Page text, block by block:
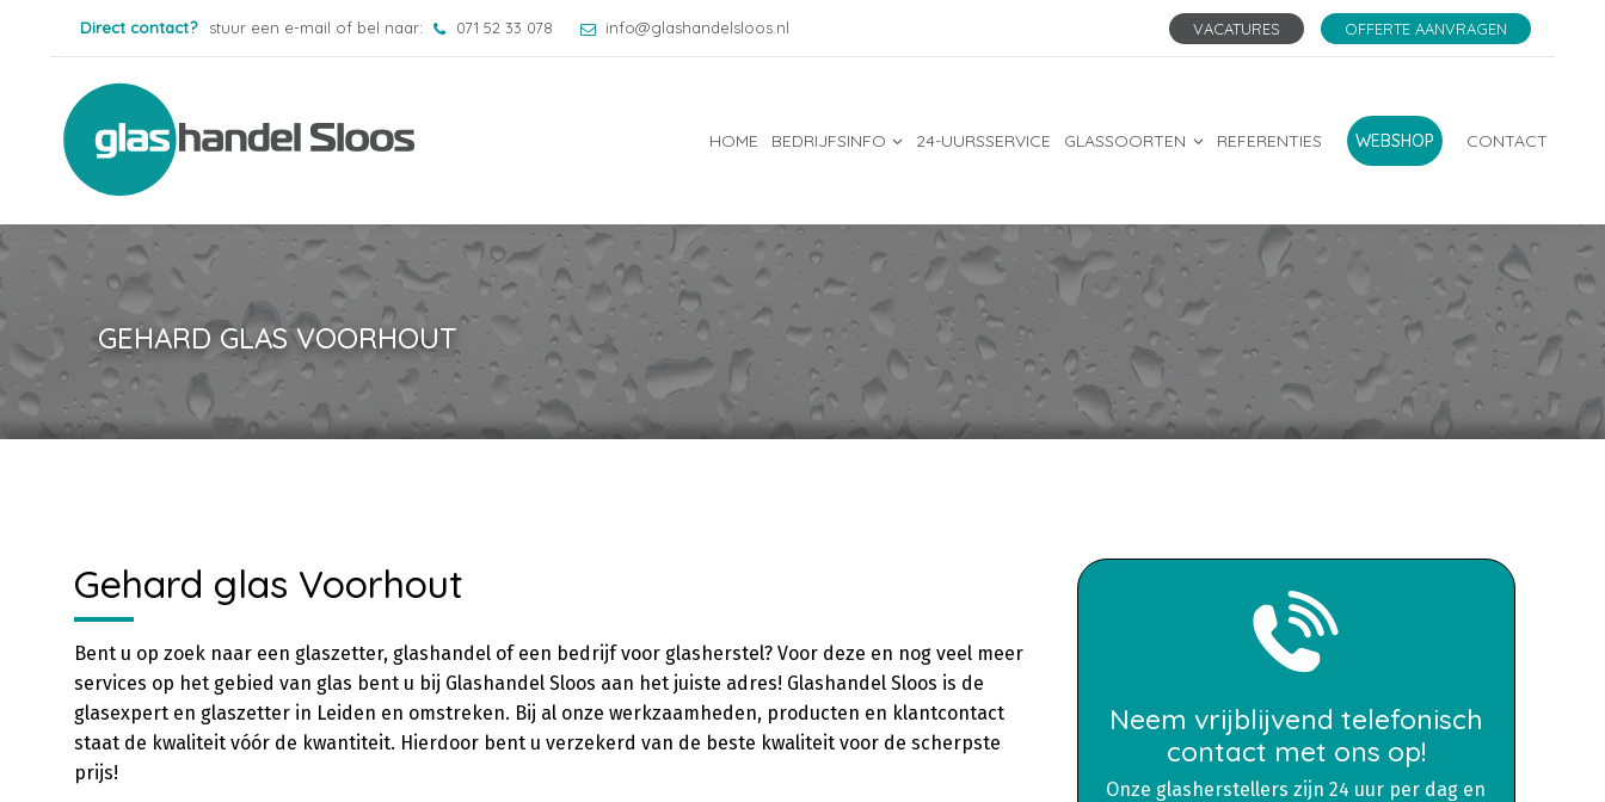
Direct contact? stuur een e-mail of bel naar: 071 52 33 078 info@glashandelsloos.nl VACATURES OFFERTE AANVRAGEN
HOME BEDRIJFSINFO 24-UURSSERVICE GLASSOORTEN REFERENTIES WEBSHOP CONTACT
GEHARD GLAS VOORHOUT
Gehard glas Voorhout
Bent u op zoek naar een glaszetter, glashandel of een bedrijf voor glasherstel? Voor deze en nog veel meer
services op het gebied van glas bent u bij Glashandel Sloos aan het juiste adres! Glashandel Sloos is de
glasexpert en glaszetter in Leiden en omstreken. Bij al onze werkzaamheden, producten en klantcontact
staat de kwaliteit vóór de kwantiteit. Hierdoor bent u verzekerd van de beste kwaliteit voor de scherpste
prijs!
Neem vrijblijvend telefonisch
contact met ons op!
Onze glasherstellers zijn 24 uur per dag en